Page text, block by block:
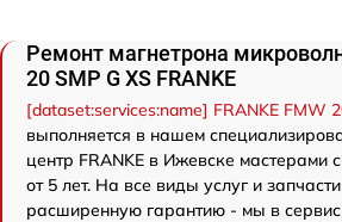
Ремонт магнетрона
20 SMP G XS FRANKE
[dataset:services:name] FRANKE FMW
выполняется в нашем
центр FRANKE в Ижевске мастерами
от 5 лет. На все виды услуг и
расширенную гарантию - мы в